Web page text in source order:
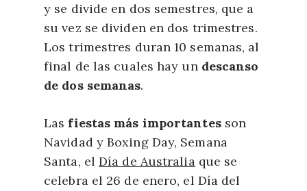
y se divide en dos semestres, que a
su vez se dividen en dos trimestres.
Los trimestres duran 10 semanas, al
final de las cuales hay un descanso
de dos semanas.
Las fiestas más importantesson
Navidad y Boxing Day, Semana
Santa, elDía de Australiaque se
celebra el 26 de enero, el Día del